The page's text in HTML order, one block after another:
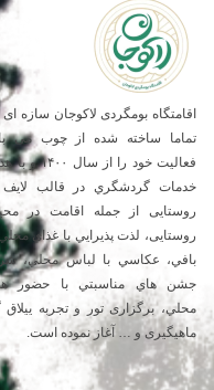
بومگردی لاکوجان سازه ای سنتی و
ساخته شده از چوب می باشد که
فعالیت خود را از سال ۱۴۰۰ و با هدف ارائه
گردشگري در قالب لایف استایل
از جمله اقامت در محیط بکر
لذت پذيرايي با غذاي محلي، حصير
عكاسي با لباس محلي، شركت در
هاي مناسبتي با حضور هنرمندان
برگزاری تور و تجربه ییلاق گردی و
و … آغاز نموده است.